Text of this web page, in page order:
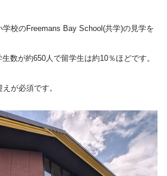
校のFreemans Bay School(共学)の見学を
数が約650人で留学生は約10％ほどです。
が必須です。